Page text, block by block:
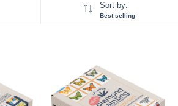
Sort by:
Best selling